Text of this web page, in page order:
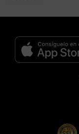
Alternative: